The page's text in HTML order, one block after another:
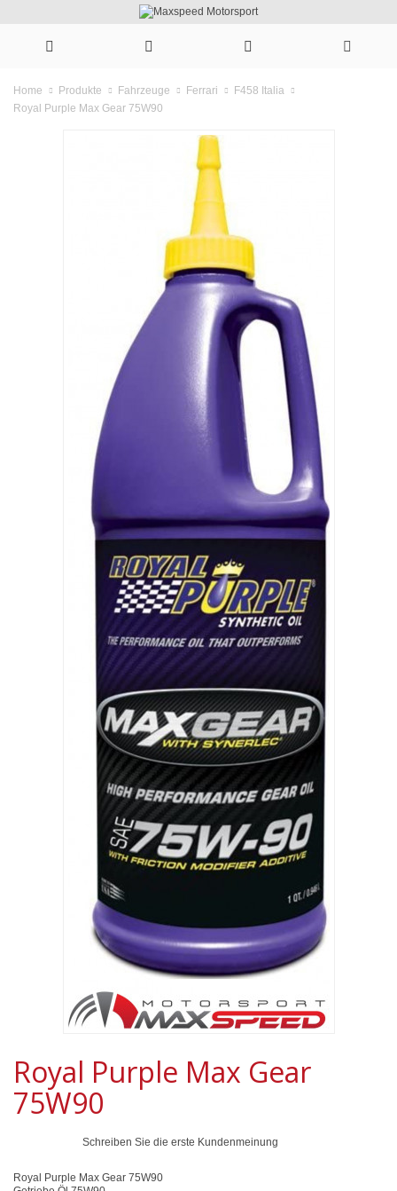
Home Produkte Fahrzeuge Ferrari
F458 Italia
Royal Purple Max Gear 75W90
Royal Purple Max Gear
75W90
Schreiben Sie die erste Kundenmeinung
Royal Purple Max Gear 75W90